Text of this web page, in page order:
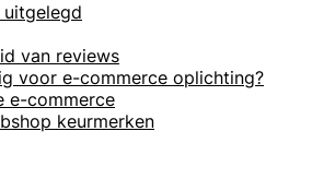
uitgelegd
van reviews
voor e-commerce oplichting?
e-commerce
keurmerken